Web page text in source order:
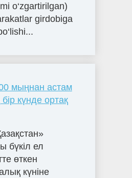
o‘zgartirilgan)
girdobiga
мыңнан астам
күнде ортақ
бүкіл ел
өткен
күніне